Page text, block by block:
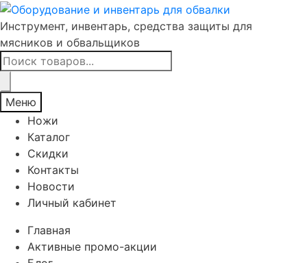
Инструмент, инвентарь, средства защиты для
мясников и обвальщиков
Поиск
товаров
Меню
Ножи
Каталог
Скидки
Контакты
Новости
Личный кабинет
Главная
Активные промо-акции